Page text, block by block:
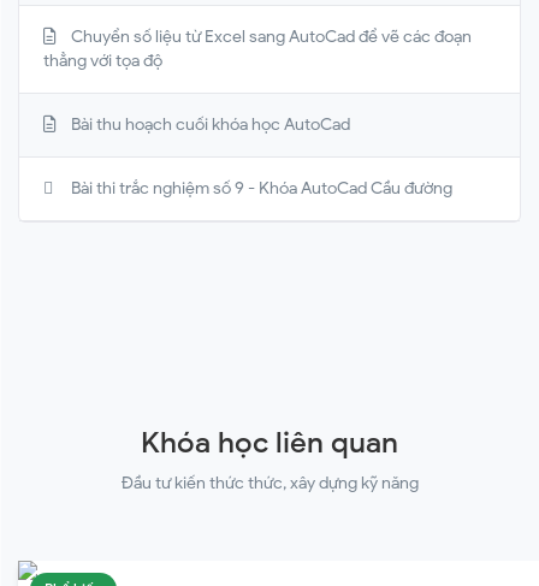
Chuyển số liệu từ Excel sang AutoCad để vẽ các đoạn
thẳng với tọa độ
Bài thu hoạch cuối khóa học AutoCad
Bài thi trắc nghiệm số 9 - Khóa AutoCad Cầu đường
Khóa học liên quan
Đầu tư kiến thức thức, xây dựng kỹ năng